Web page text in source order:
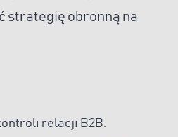
strategię obronną na
relacji B2B.